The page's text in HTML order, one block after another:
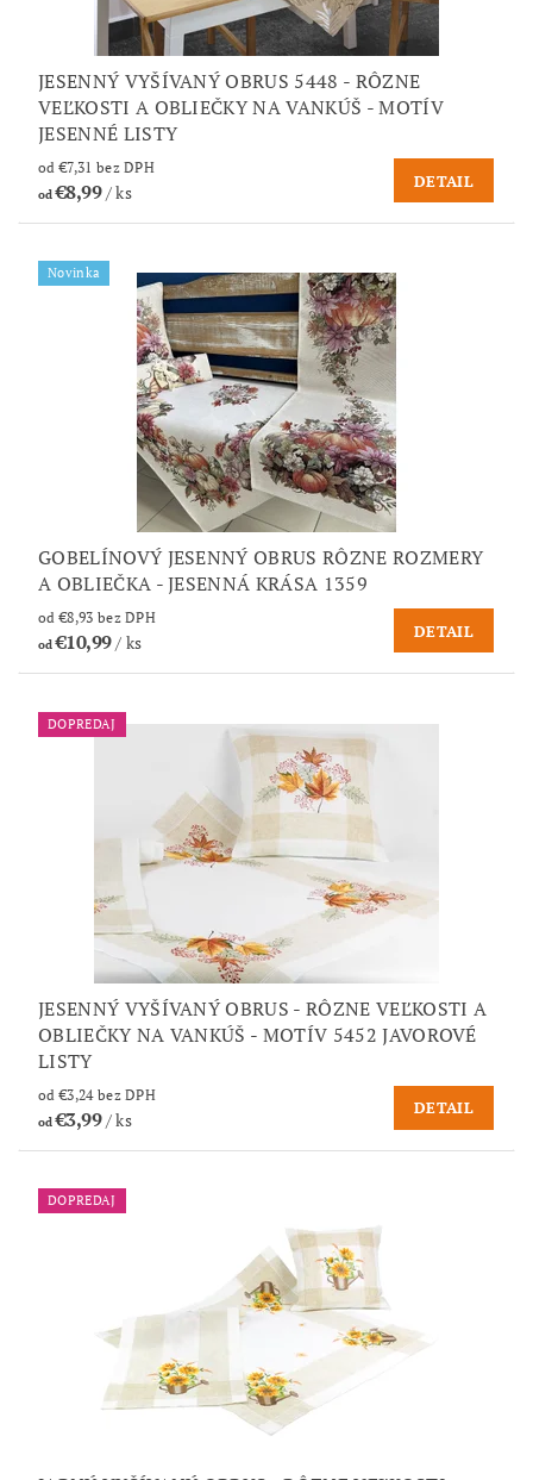
JESENNÝ VYŠÍVANÝ OBRUS 5448 - RÔZNE
VEĽKOSTI A OBLIEČKY NA VANKÚŠ - MOTÍV
JESENNÉ LISTY
od €7,31 bez DPH
od€8,99/ ks
DETAIL
Novinka
GOBELÍNOVÝ JESENNÝ OBRUS RÔZNE ROZMERY
A OBLIEČKA - JESENNÁ KRÁSA 1359
od €8,93 bez DPH
od€10,99/ ks
DETAIL
DOPREDAJ
JESENNÝ VYŠÍVANÝ OBRUS - RÔZNE VEĽKOSTI A
OBLIEČKY NA VANKÚŠ - MOTÍV 5452 JAVOROVÉ
LISTY
od €3,24 bez DPH
od€3,99/ ks
DETAIL
DOPREDAJ